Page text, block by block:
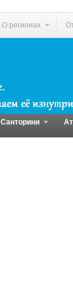
О регионах
Санторини